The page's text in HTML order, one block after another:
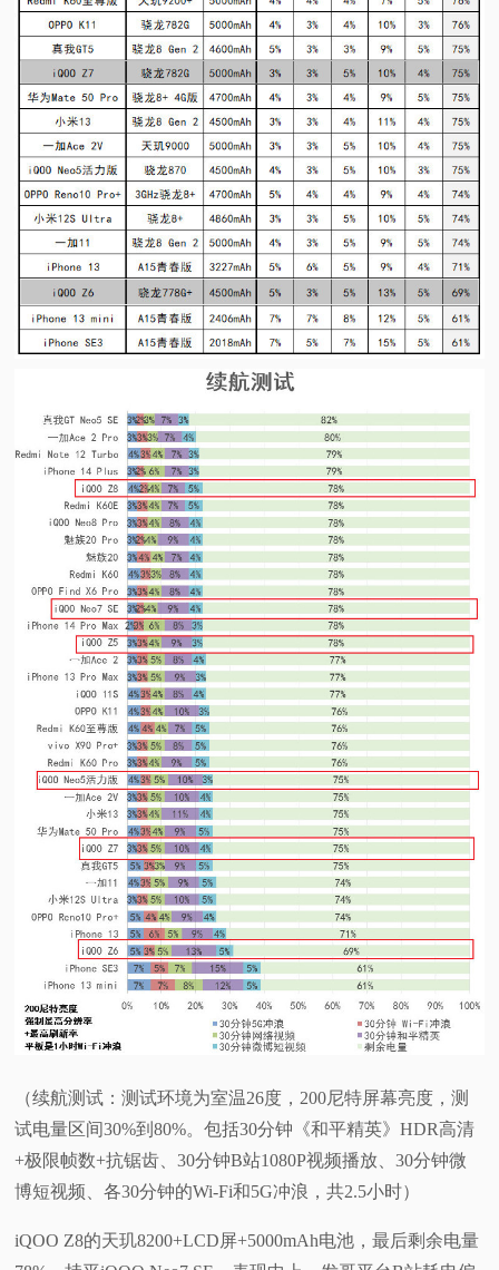
（续航测试：测试环境为室温26度，200尼特屏幕亮度，测
试电量区间30%到80%。包括30分钟《和平精英》HDR高清
+极限帧数+抗锯齿、30分钟B站1080P视频播放、30分钟微
博短视频、各30分钟的Wi-Fi和5G冲浪，共2.5小时）
iQOO Z8的天玑8200+LCD屏+5000mAh电池，最后剩余电量